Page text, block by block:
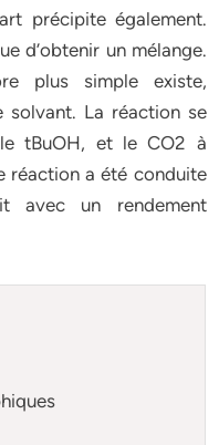
précipite également.
d’obtenir un mélange.
plus simple existe,
solvant. La réaction se
tBuOH, et le CO2 à
réaction a été conduite
avec un rendement